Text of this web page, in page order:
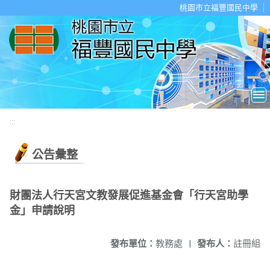
桃園市立福豐國民中學
:::
公告彙整
財團法人行天宮文教發展促進基金會「行天宮助學
金」申請說明
發布人： 註冊組
發布單位： 教務處 |